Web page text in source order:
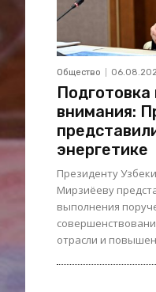
Общество
Подготовка
внимания:
энергетике
Президенту
Мирзиёеву
выполнения
отрасли и